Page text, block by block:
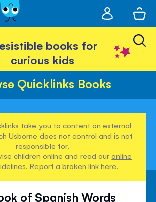
account
books for
curious kids
Quicklinks Books
take you to content on external
Usborne does not control and is not
responsible for.
children online and read ouronline
. Report a broken linkhere.
of Spanish Words